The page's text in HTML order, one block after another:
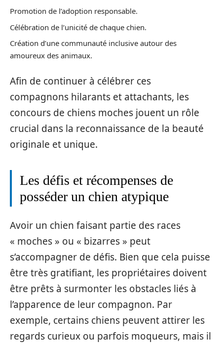
Promotion de l’adoption responsable.
Célébration de l’unicité de chaque chien.
Création d’une communauté inclusive autour des
amoureux des animaux.
Afin de continuer à célébrer ces
compagnons hilarants et attachants, les
concours de chiens moches jouent un rôle
crucial dans la reconnaissance de la beauté
originale et unique.
Les défis et récompenses de
posséder un chien atypique
Avoir un chien faisant partie des races
« moches » ou « bizarres » peut
s’accompagner de défis. Bien que cela puisse
être très gratifiant, les propriétaires doivent
être prêts à surmonter les obstacles liés à
l’apparence de leur compagnon. Par
exemple, certains chiens peuvent attirer les
regards curieux ou parfois moqueurs, mais il